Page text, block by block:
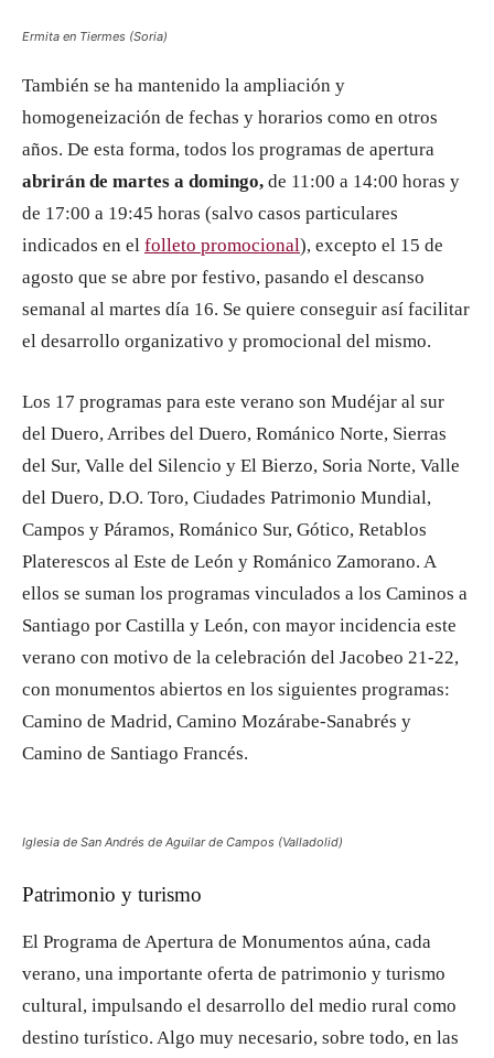
Ermita en Tiermes (Soria)
También se ha mantenido la ampliación y
homogeneización de fechas y horarios como en otros
años. De esta forma, todos los programas de apertura
abrirán de martes a domingo, de 11:00 a 14:00 horas y
de 17:00 a 19:45 horas (salvo casos particulares
indicados en el folleto promocional), excepto el 15 de
agosto que se abre por festivo, pasando el descanso
semanal al martes día 16. Se quiere conseguir así facilitar
el desarrollo organizativo y promocional del mismo.
Los 17 programas para este verano son Mudéjar al sur
del Duero, Arribes del Duero, Románico Norte, Sierras
del Sur, Valle del Silencio y El Bierzo, Soria Norte, Valle
del Duero, D.O. Toro, Ciudades Patrimonio Mundial,
Campos y Páramos, Románico Sur, Gótico, Retablos
Platerescos al Este de León y Románico Zamorano. A
ellos se suman los programas vinculados a los Caminos a
Santiago por Castilla y León, con mayor incidencia este
verano con motivo de la celebración del Jacobeo 21-22,
con monumentos abiertos en los siguientes programas:
Camino de Madrid, Camino Mozárabe-Sanabrés y
Camino de Santiago Francés.
Iglesia de San Andrés de Aguilar de Campos (Valladolid)
Patrimonio y turismo
El Programa de Apertura de Monumentos aúna, cada
verano, una importante oferta de patrimonio y turismo
cultural, impulsando el desarrollo del medio rural como
destino turístico. Algo muy necesario, sobre todo, en las